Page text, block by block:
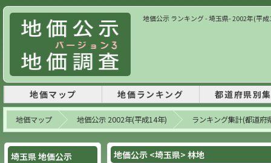
地価公示 ランキング - 埼玉県- 2002年(平
地価マップ 地価ランキング 都道府県別
地価マップ 地価公示 2002年(平成14年) ランキング集計(都道府
埼玉県 地価公示 地価公示 <埼玉県> 林地